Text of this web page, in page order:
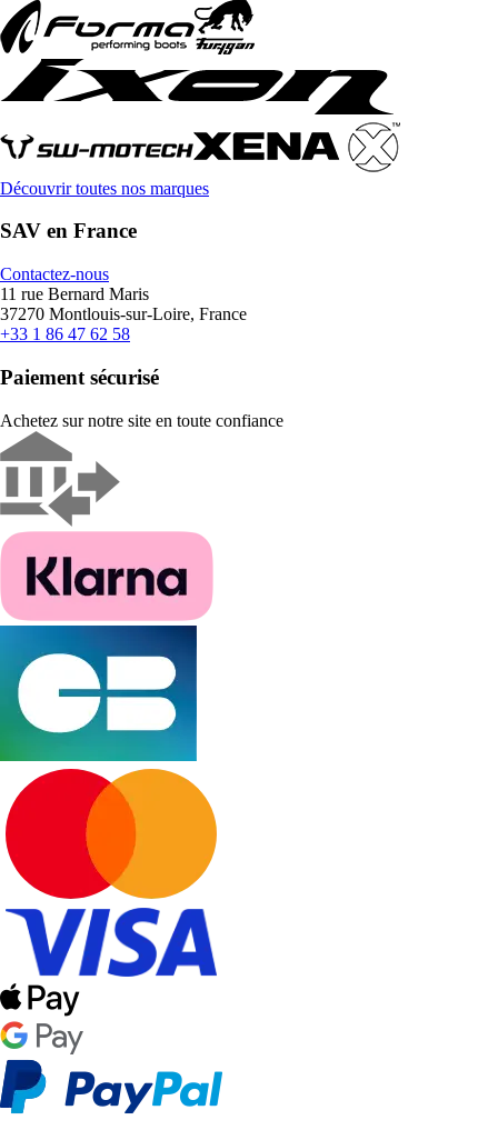
Découvrir toutes nos marques
SAV en France
Contactez-nous
11 rue Bernard Maris
37270 Montlouis-sur-Loire, France
+33 1 86 47 62 58
Paiement sécurisé
Achetez sur notre site en toute confiance